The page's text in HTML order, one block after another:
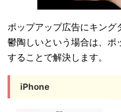
ポップアップ広告にキング
鬱陶しいという場合は、ポ
することで解決します。
iPhone